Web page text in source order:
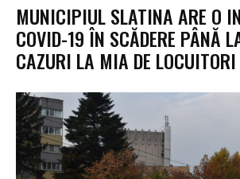
MUNICIPIUL SLATINA ARE O
COVID-19 ÎN SCĂDERE PÂNĂ
CAZURI LA MIA DE LOCUITORI